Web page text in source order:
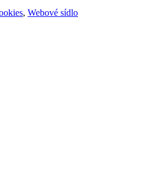
, Webové sídlo